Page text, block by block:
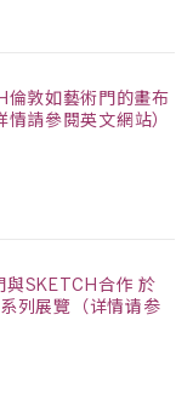
倫敦如藝術門的畫布
請參閱英文網站）
與SKETCH合作 於
列展覽（详情请参